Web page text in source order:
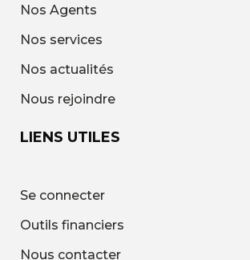
Nos Agents
Nos services
Nos actualités
Nous rejoindre
LIENS UTILES
Se connecter
Outils financiers
Nous contacter